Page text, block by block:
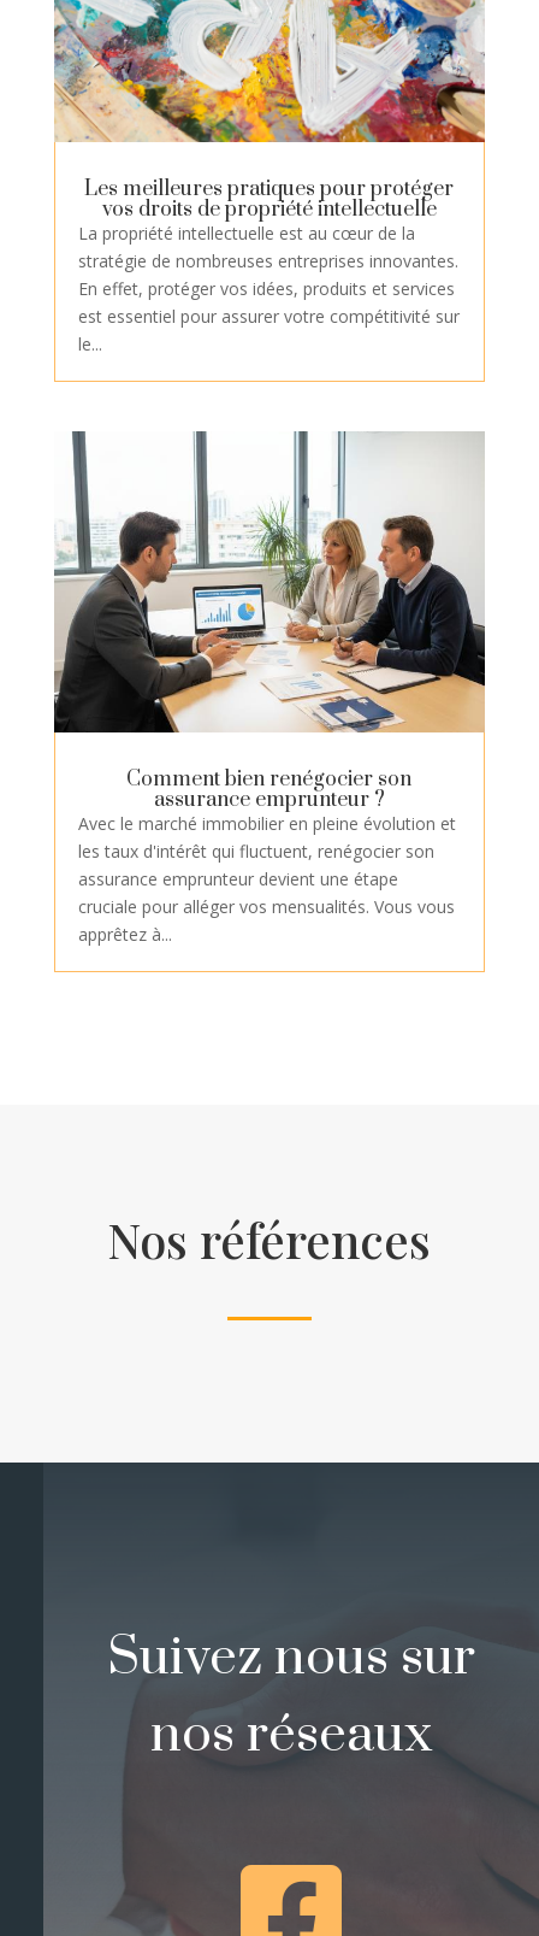
Les meilleures pratiques pour protéger
vos droits de propriété intellectuelle
La propriété intellectuelle est au cœur de la
stratégie de nombreuses entreprises innovantes.
En effet, protéger vos idées, produits et services
est essentiel pour assurer votre compétitivité sur
le...
Comment bien renégocier son
assurance emprunteur ?
Avec le marché immobilier en pleine évolution et
les taux d'intérêt qui fluctuent, renégocier son
assurance emprunteur devient une étape
cruciale pour alléger vos mensualités. Vous vous
apprêtez à...
Nos références
Suivez nous sur
nos réseaux